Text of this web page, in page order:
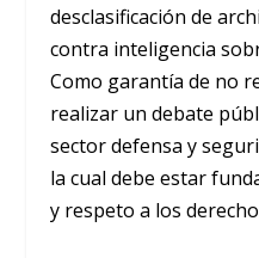
desclasificación de
contra inteligencia
Como garantía de no
realizar un debate
sector defensa y
la cual debe estar
y respeto a los